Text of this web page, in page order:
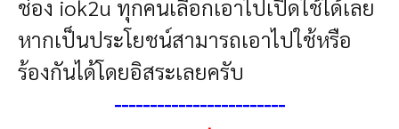
ช่อง iok2u ทุกคนเลือกเอาไปเปิดใช้ได้เลย
หากเป็นประโยชน์สามารถเอาไปใช้หรือ
ร้องกันได้โดยอิสระเลยครับ
------------------------